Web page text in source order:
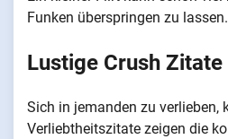
Funken überspringen zu lassen.
Lustige Crush Zitate
Sich in jemanden zu
Verliebtheitszitate zeigen die